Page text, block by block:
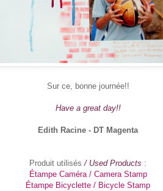
Sur ce, bonne journée!!
Have a great day!!
Edith Racine - DT Magenta
Produit utilisés/ Used Products :
Étampe Caméra / Camera Stamp
Étampe Bicyclette / Bicycle Stamp